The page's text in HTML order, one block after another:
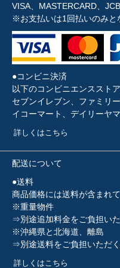
VISA、MASTERCARD、JCB
※お支払いは1回払いのみと
●コンビニ決済
以下のコンビニエンススト
セブンイレブン、ファミリ
イコーマート、デイリーヤ
詳しくはこちら
配送について
●送料
商品価格には送料が含まれて
※重量物件
⇒別途追加料金をご負担い
※沖縄県と北海道、離島
⇒別途送料をご負担いただく
詳しくはこちら